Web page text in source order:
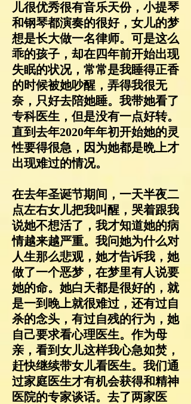
儿很优秀很有音乐天份，小提琴
和钢琴都演奏的很好，女儿的梦
想是长大做一名律师。可是这么
乖的孩子，却在四年前开始出现
失眠的状况，常常是我睡得正香
的时候被她吵醒，弄得我很无
奈，只好去陪她睡。我带她看了
专科医生，但是没有一点好转。
直到去年2020年年初开始她的灵
性要得很急，因为她都是晩上才
出现难过的情况。
在去年圣诞节期间，一天半夜二
点左右女儿把我叫醒，哭着跟我
说她不想活了，我才知道她的病
情越来越严重。我问她为什么对
人生那么悲观，她才告诉我，她
做了一个恶梦，在梦里有人说要
她的命。她白天都是很好的，就
是一到晚上就很难过，还有过自
杀的念头，有过自残的行为，她
自己要求看心理医生。作为母
亲，看到女儿这样我心急如焚，
赶快继续带女儿看医生。我们通
过家庭医生才有机会获得和精神
医院的专家谈话。去了两家医